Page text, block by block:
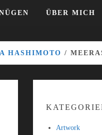
ÜBER MICH
HASHIMOTO /
Artwork